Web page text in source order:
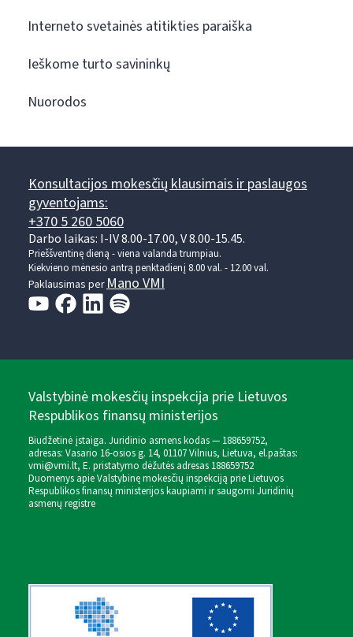
Interneto svetainės atitikties paraiška
Ieškome turto savininkų
Nuorodos
Konsultacijos mokesčių klausimais ir paslaugos
gyventojams:
+370 5 260 5060
Darbo laikas: I-IV 8.00-17.00, V 8.00-15.45.
Prieššventinę dieną - viena valanda trumpiau.
Kiekvieno mėnesio antrą penktadienį 8.00 val. - 12.00 val.
Paklausimas perMano VMI
Valstybinė mokesčių inspekcija prie Lietuvos
Respublikos finansų ministerijos
Biudžetinė įstaiga. Juridinio asmens kodas — 188659752,
adresas: Vasario 16-osios g. 14, 01107 Vilnius, Lietuva, el.paštas:
vmi@vmi.lt, E. pristatymo dėžutės adresas 188659752
Duomenys apie Valstybinę mokesčių inspekciją prie Lietuvos
Respublikos finansų ministerijos kaupiami ir saugomi Juridinių
asmenų registre